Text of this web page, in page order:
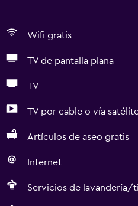
Wifi gratis
TV de pantalla plana
TV
TV por cable o vía
Artículos de aseo gratis
Internet
Servicios de lavandería/